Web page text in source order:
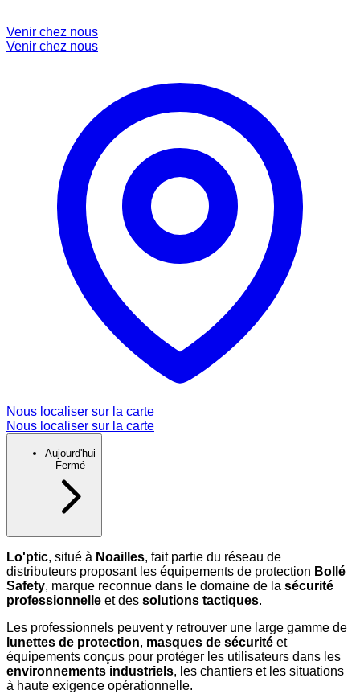
Venir chez nous
Venir chez nous
Nous localiser sur la carte
Nous localiser sur la carte
Aujourd'hui
Fermé
Lo'ptic, situé à Noailles, fait partie du réseau de
distributeurs proposant les équipements de protection Bollé
Safety, marque reconnue dans le domaine de la sécurité
professionnelle et des solutions tactiques.
Les professionnels peuvent y retrouver une large gamme de
lunettes de protection, masques de sécurité et
équipements conçus pour protéger les utilisateurs dans les
environnements industriels, les chantiers et les situations
à haute exigence opérationnelle.